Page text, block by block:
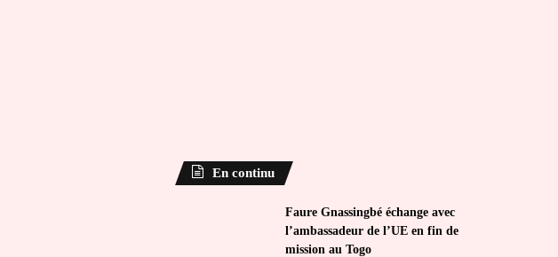
En continu
Faure Gnassingbé échange avec
l’ambassadeur de l’UE en fin de
mission au Togo